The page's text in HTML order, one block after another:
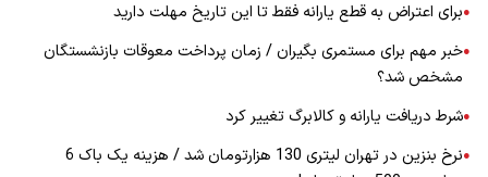
●برای اعتراض به قطع یارانه فقط تا این تاریخ مهلت دارید
●خبر مهم برای مستمری بگیران / زمان پرداخت معوقات بازنشستگان
مشخص شد؟
●شرط دریافت یارانه و کالابرگ تغییر کرد
●
نرخ بنزین در تهران لیتری 130 هزارتومان شد / هزینه یک باک 6